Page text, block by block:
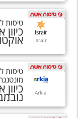
Israir
טיסות ל
Arkia
טיסות ל